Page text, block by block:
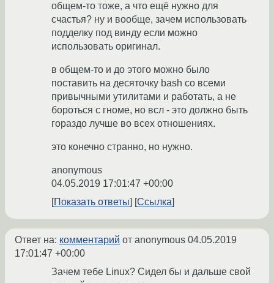
общем-то тоже, а что ещё нужно для
счастья? ну и вообще, зачем использовать
подделку под винду если можно
использовать оригинал.
в общем-то и до этого можно было
поставить на десяточку bash со всеми
привычными утилитами и работать, а не
бороться с гноме, но всл - это должно быть
гораздо лучше во всех отношениях.
это конечно странно, но нужно.
anonymous
04.05.2019 17:01:47 +00:00
Показать ответы
Ссылка
Ответ на: комментарий от anonymous 04.05.2019
17:01:47 +00:00
Зачем тебе Linux? Сидел бы и дальше свой